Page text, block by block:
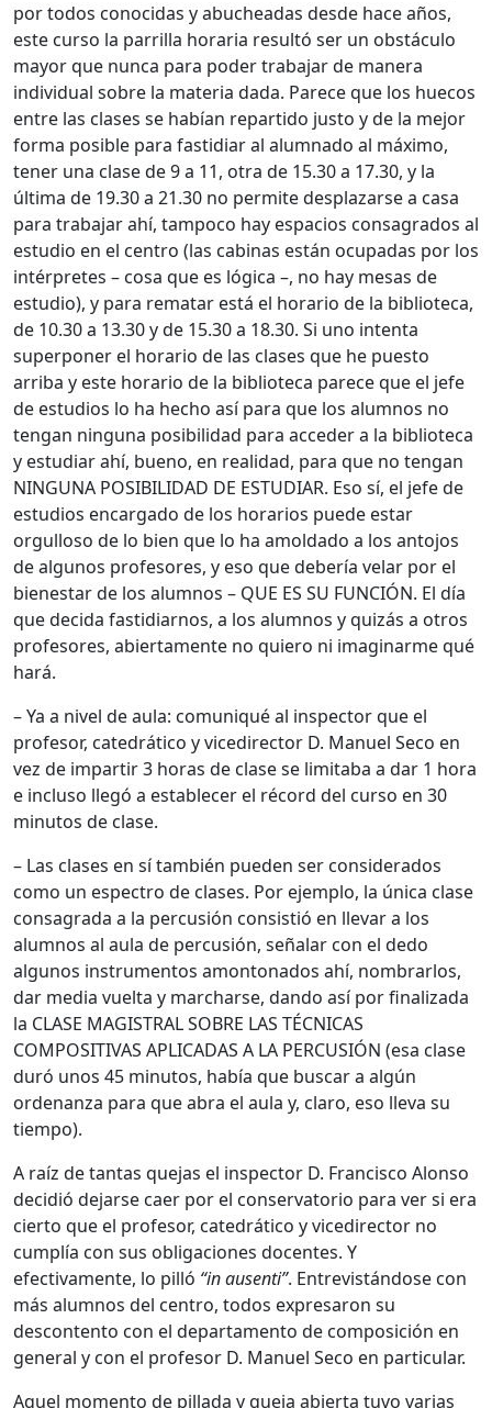
por todos conocidas y abucheadas desde hace años,
este curso la parrilla horaria resultó ser un obstáculo
mayor que nunca para poder trabajar de manera
individual sobre la materia dada. Parece que los huecos
entre las clases se habían repartido justo y de la mejor
forma posible para fastidiar al alumnado al máximo,
tener una clase de 9 a 11, otra de 15.30 a 17.30, y la
última de 19.30 a 21.30 no permite desplazarse a casa
para trabajar ahí, tampoco hay espacios consagrados al
estudio en el centro (las cabinas están ocupadas por los
intérpretes – cosa que es lógica –, no hay mesas de
estudio), y para rematar está el horario de la biblioteca,
de 10.30 a 13.30 y de 15.30 a 18.30. Si uno intenta
superponer el horario de las clases que he puesto
arriba y este horario de la biblioteca parece que el jefe
de estudios lo ha hecho así para que los alumnos no
tengan ninguna posibilidad para acceder a la biblioteca
y estudiar ahí, bueno, en realidad, para que no tengan
NINGUNA POSIBILIDAD DE ESTUDIAR. Eso sí, el jefe de
estudios encargado de los horarios puede estar
orgulloso de lo bien que lo ha amoldado a los antojos
de algunos profesores, y eso que debería velar por el
bienestar de los alumnos – QUE ES SU FUNCIÓN. El día
que decida fastidiarnos, a los alumnos y quizás a otros
profesores, abiertamente no quiero ni imaginarme qué
hará.
– Ya a nivel de aula: comuniqué al inspector que el
profesor, catedrático y vicedirector D. Manuel Seco en
vez de impartir 3 horas de clase se limitaba a dar 1 hora
e incluso llegó a establecer el récord del curso en 30
minutos de clase.
– Las clases en sí también pueden ser considerados
como un espectro de clases. Por ejemplo, la única clase
consagrada a la percusión consistió en llevar a los
alumnos al aula de percusión, señalar con el dedo
algunos instrumentos amontonados ahí, nombrarlos,
dar media vuelta y marcharse, dando así por finalizada
la CLASE MAGISTRAL SOBRE LAS TÉCNICAS
COMPOSITIVAS APLICADAS A LA PERCUSIÓN (esa clase
duró unos 45 minutos, había que buscar a algún
ordenanza para que abra el aula y, claro, eso lleva su
tiempo).
A raíz de tantas quejas el inspector D. Francisco Alonso
decidió dejarse caer por el conservatorio para ver si era
cierto que el profesor, catedrático y vicedirector no
cumplía con sus obligaciones docentes. Y
efectivamente, lo pilló “in ausenti”. Entrevistándose con
más alumnos del centro, todos expresaron su
descontento con el departamento de composición en
general y con el profesor D. Manuel Seco en particular.
Aquel momento de pillada y queja abierta tuvo varias